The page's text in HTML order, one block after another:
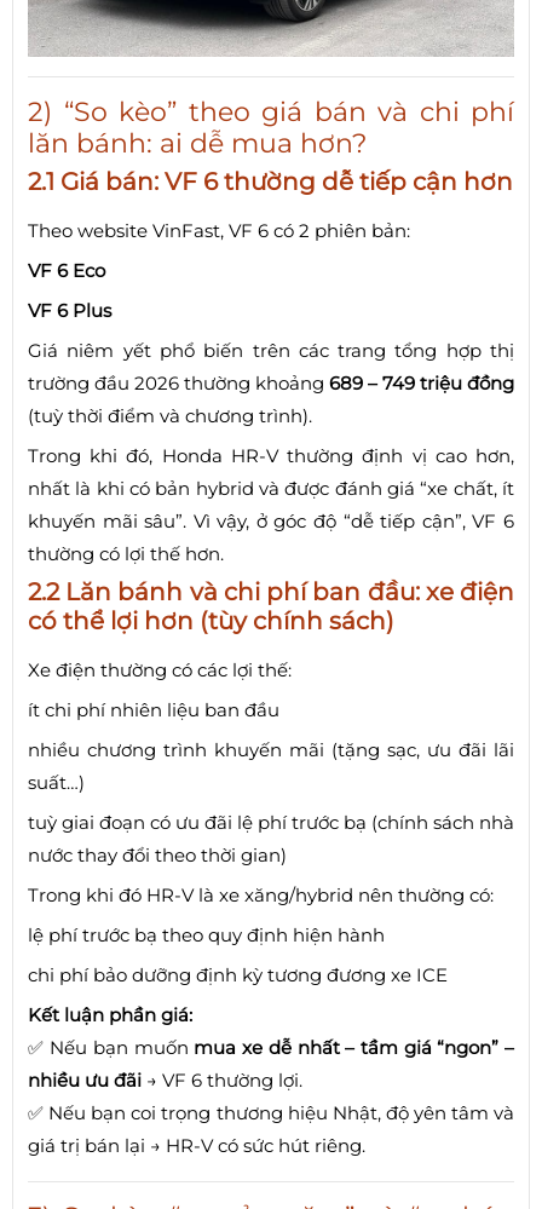
2) “So kèo” theo giá bán và chi phí
lăn bánh: ai dễ mua hơn?
2.1 Giá bán: VF 6 thường dễ tiếp cận hơn
Theo website VinFast, VF 6 có 2 phiên bản:
VF 6 Eco
VF 6 Plus
Giá niêm yết phổ biến trên các trang tổng hợp thị
trường đầu 2026 thường khoảng 689 – 749 triệu đồng
(tuỳ thời điểm và chương trình).
Trong khi đó, Honda HR-V thường định vị cao hơn,
nhất là khi có bản hybrid và được đánh giá “xe chất, ít
khuyến mãi sâu”. Vì vậy, ở góc độ “dễ tiếp cận”, VF 6
thường có lợi thế hơn.
2.2 Lăn bánh và chi phí ban đầu: xe điện
có thể lợi hơn (tùy chính sách)
Xe điện thường có các lợi thế:
ít chi phí nhiên liệu ban đầu
nhiều chương trình khuyến mãi (tặng sạc, ưu đãi lãi
suất…)
tuỳ giai đoạn có ưu đãi lệ phí trước bạ (chính sách nhà
nước thay đổi theo thời gian)
Trong khi đó HR-V là xe xăng/hybrid nên thường có:
lệ phí trước bạ theo quy định hiện hành
chi phí bảo dưỡng định kỳ tương đương xe ICE
Kết luận phần giá:
✅ Nếu bạn muốn mua xe dễ nhất – tầm giá “ngon” –
nhiều ưu đãi → VF 6 thường lợi.
✅ Nếu bạn coi trọng thương hiệu Nhật, độ yên tâm và
giá trị bán lại → HR-V có sức hút riêng.